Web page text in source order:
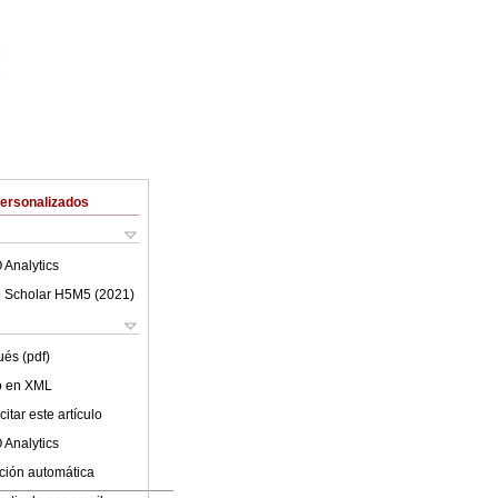
Analytics
Scholar H5M5 (2021 )
(pdf)
en XML
este artículo
Analytics
automática